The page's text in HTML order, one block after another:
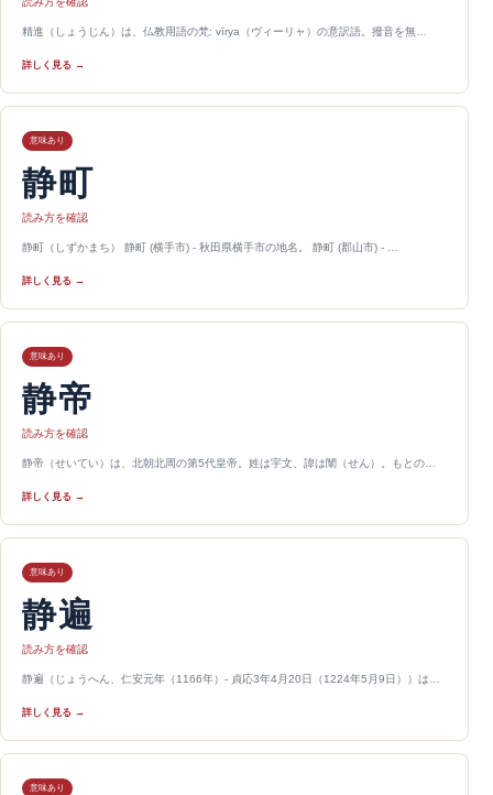
精進（しょうじん）は、仏教用語の梵: vīrya（ヴィーリャ）の意訳語。撥音を無…
詳しく見る →
意味あり
静町
読み方を確認
静町（しずかまち） 静町 (横手市) - 秋田県横手市の地名。 静町 (郡山市) - …
詳しく見る →
意味あり
静帝
読み方を確認
静帝（せいてい）は、北朝北周の第5代皇帝。姓は宇文、諱は闡（せん）。もとの…
詳しく見る →
意味あり
静遍
読み方を確認
静遍（じょうへん、仁安元年（1166年）- 貞応3年4月20日（1224年5月9日））は…
詳しく見る →
意味あり